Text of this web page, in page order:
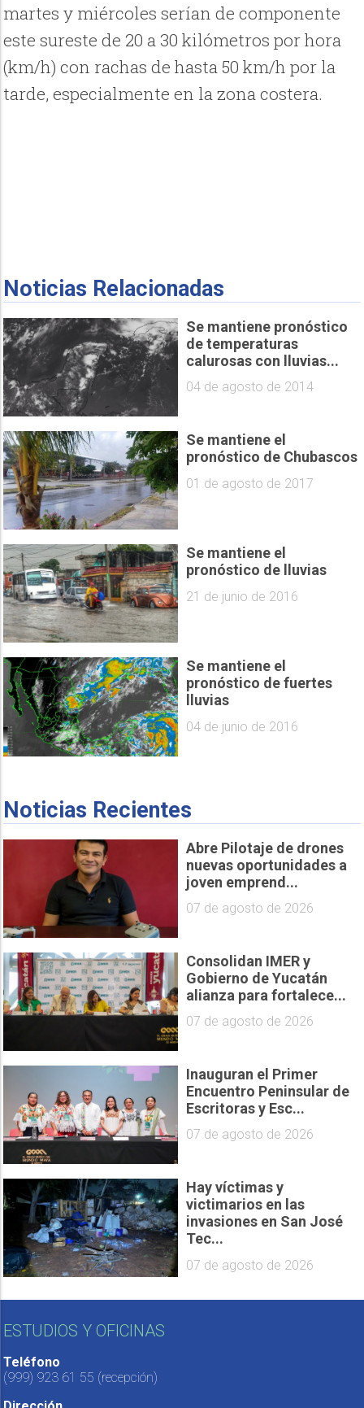
martes y miércoles serían de componente
este sureste de 20 a 30 kilómetros por hora
(km/h) con rachas de hasta 50 km/h por la
tarde, especialmente en la zona costera.
Noticias Relacionadas
Se mantiene pronóstico
de temperaturas
calurosas con lluvias...
04 de agosto de 2014
Se mantiene el
pronóstico de Chubascos
01 de agosto de 2017
Se mantiene el
pronóstico de lluvias
21 de junio de 2016
Se mantiene el
pronóstico de fuertes
lluvias
04 de junio de 2016
Noticias Recientes
Abre Pilotaje de drones
nuevas oportunidades a
joven emprend...
07 de agosto de 2026
Consolidan IMER y
Gobierno de Yucatán
alianza para fortalece...
07 de agosto de 2026
Inauguran el Primer
Encuentro Peninsular de
Escritoras y Esc...
07 de agosto de 2026
Hay víctimas y
victimarios en las
invasiones en San José
Tec...
07 de agosto de 2026
ESTUDIOS Y OFICINAS
Teléfono
(999) 923 61 55 (recepción)